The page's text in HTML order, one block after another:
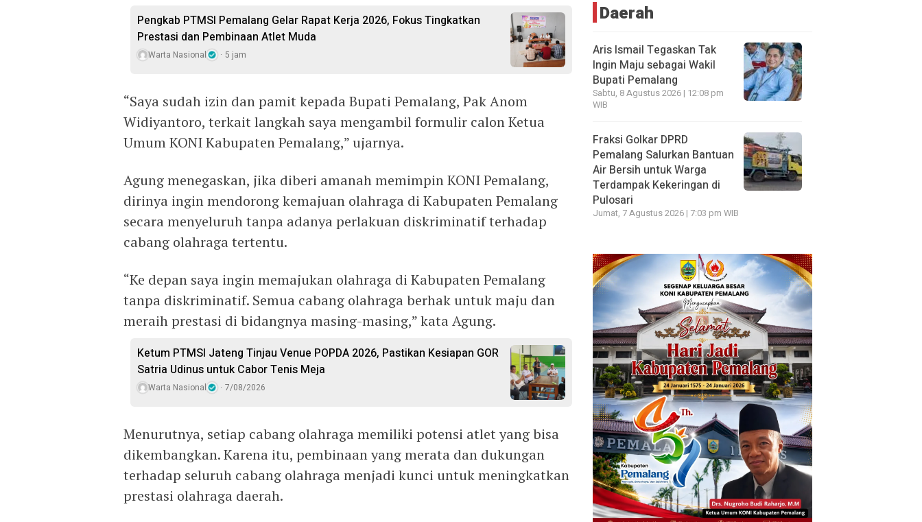
Pengkab PTMSI Pemalang Gelar Rapat Kerja 2026, Fokus Tingkatkan
Prestasi dan Pembinaan Atlet Muda
Warta Nasional 5 jam
“Saya sudah izin dan pamit kepada Bupati Pemalang, Pak Anom
Widiyantoro, terkait langkah saya mengambil formulir calon Ketua
Umum KONI Kabupaten Pemalang,” ujarnya.
Agung menegaskan, jika diberi amanah memimpin KONI Pemalang,
dirinya ingin mendorong kemajuan olahraga di Kabupaten Pemalang
secara menyeluruh tanpa adanya perlakuan diskriminatif terhadap
cabang olahraga tertentu.
“Ke depan saya ingin memajukan olahraga di Kabupaten Pemalang
tanpa diskriminatif. Semua cabang olahraga berhak untuk maju dan
meraih prestasi di bidangnya masing-masing,” kata Agung.
Ketum PTMSI Jateng Tinjau Venue POPDA 2026, Pastikan Kesiapan GOR
Satria Udinus untuk Cabor Tenis Meja
Warta Nasional 7/08/2026
Menurutnya, setiap cabang olahraga memiliki potensi atlet yang bisa
dikembangkan. Karena itu, pembinaan yang merata dan dukungan
terhadap seluruh cabang olahraga menjadi kunci untuk meningkatkan
prestasi olahraga daerah.
Daerah
Aris Ismail Tegaskan Tak
Ingin Maju sebagai Wakil
Bupati Pemalang
Sabtu, 8 Agustus 2026 | 12:08 pm
WIB
Fraksi Golkar DPRD
Pemalang Salurkan Bantuan
Air Bersih untuk Warga
Terdampak Kekeringan di
Pulosari
Jumat, 7 Agustus 2026 | 7:03 pm WIB